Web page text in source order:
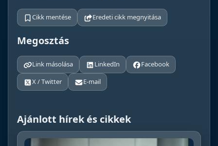
Cikk mentése Eredeti cikk megnyitása
Megosztás
Link másolása LinkedIn
Facebook
X / Twitter
E-mail
Ajánlott hírek és cikkek